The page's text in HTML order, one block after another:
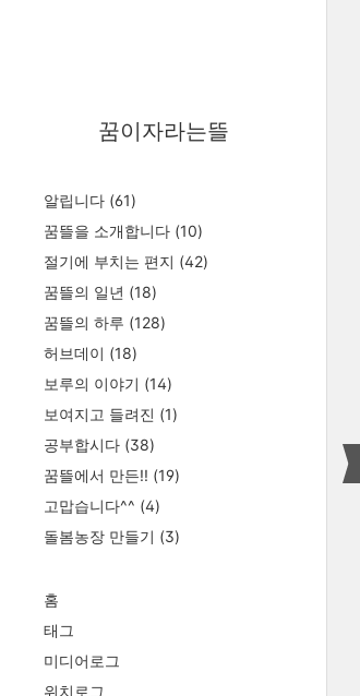
꿈이자라는뜰
알립니다 (61)
꿈뜰을 소개합니다 (10)
절기에 부치는 편지 (42)
꿈뜰의 일년 (18)
꿈뜰의 하루 (128)
허브데이 (18)
보루의 이야기 (14)
보여지고 들려진 (1)
공부합시다 (38)
꿈뜰에서 만든!! (19)
고맙습니다^^ (4)
돌봄농장 만들기 (3)
홈
태그
미디어로그
위치로그